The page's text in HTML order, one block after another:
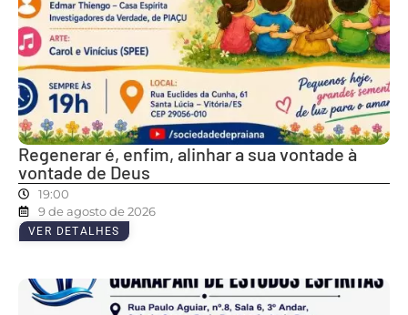
Regenerar é, enfim, alinhar a sua vontade à
vontade de Deus
19:00
9 de agosto de 2026
VER DETALHES